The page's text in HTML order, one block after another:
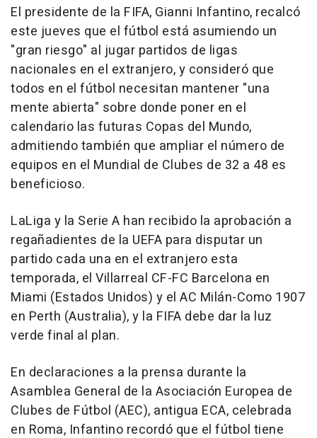
El presidente de la FIFA, Gianni Infantino, recalcó
este jueves que el fútbol está asumiendo un
"gran riesgo" al jugar partidos de ligas
nacionales en el extranjero, y consideró que
todos en el fútbol necesitan mantener "una
mente abierta" sobre donde poner en el
calendario las futuras Copas del Mundo,
admitiendo también que ampliar el número de
equipos en el Mundial de Clubes de 32 a 48 es
beneficioso.
LaLiga y la Serie A han recibido la aprobación a
regañadientes de la UEFA para disputar un
partido cada una en el extranjero esta
temporada, el Villarreal CF-FC Barcelona en
Miami (Estados Unidos) y el AC Milán-Como 1907
en Perth (Australia), y la FIFA debe dar la luz
verde final al plan.
En declaraciones a la prensa durante la
Asamblea General de la Asociación Europea de
Clubes de Fútbol (AEC), antigua ECA, celebrada
en Roma, Infantino recordó que el fútbol tiene